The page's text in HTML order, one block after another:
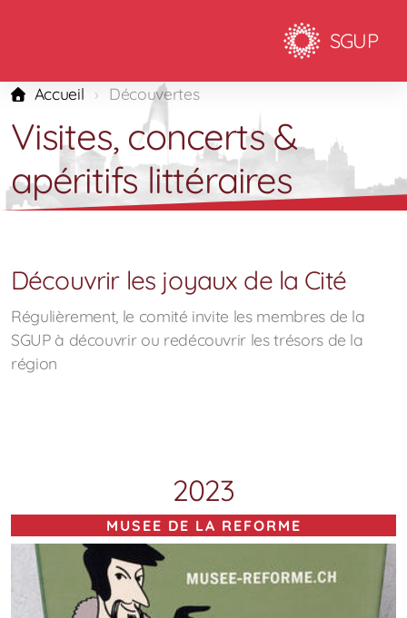
SGUP
Accueil Découvertes
Visites, concerts &
apéritifs littéraires
Découvrir les joyaux de la Cité
Régulièrement, le comité invite les membres de la
SGUP à découvrir ou redécouvrir les trésors de la
région
2023
MUSEE DE LA REFORME
Présidents au fil du temps
Comité